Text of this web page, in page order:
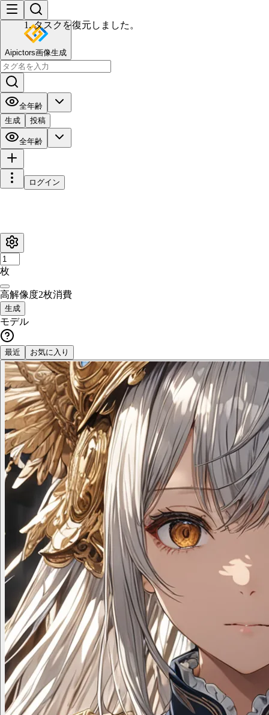
Aipictors画像生成
全年齢
生成
投稿
全年齢
ログイン
枚
高解像度2枚消費
生成
モデル
最近 お気に入り